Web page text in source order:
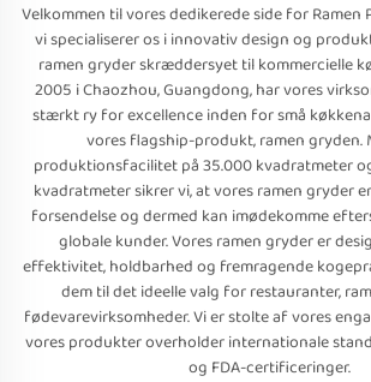
Velkommen til vores dedikerede side for Ramen
vi specialiserer os i innovativ design og
ramen gryder skræddersyet til kommercielle
2005 i Chaozhou, Guangdong, har vores
stærkt ry for excellence inden for små
vores flagship-produkt, ramen gryden.
produktionsfacilitet på 35.000 kvadratmeter
kvadratmeter sikrer vi, at vores ramen gryder
forsendelse og dermed kan imødekomme
globale kunder. Vores ramen gryder er
effektivitet, holdbarhed og fremragende
dem til det ideelle valg for restauranter,
fødevarevirksomheder. Vi er stolte af vores
vores produkter overholder internationale
og FDA-certificeringer.